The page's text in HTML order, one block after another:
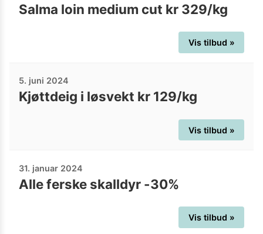
Salma loin medium cut kr 329/kg
Vis tilbud »
5. juni 2024
Kjøttdeig i løsvekt kr 129/kg
Vis tilbud »
31. januar 2024
Alle ferske skalldyr -30%
Vis tilbud »